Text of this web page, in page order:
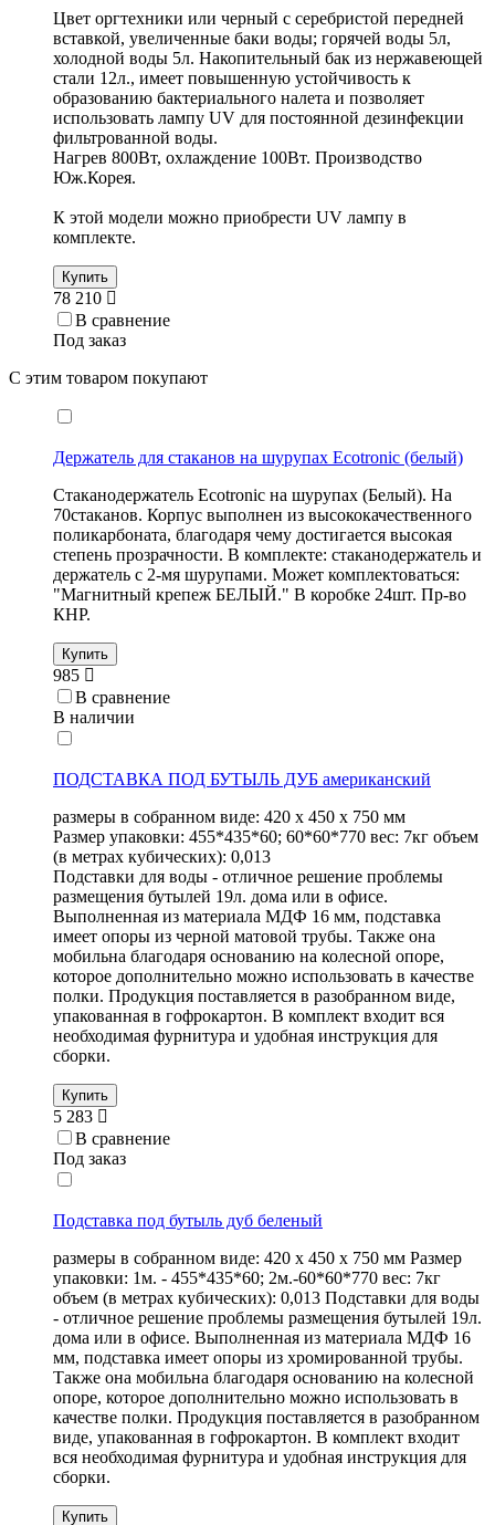
Цвет оргтехники или черный с серебристой передней
вставкой, увеличенные баки воды; горячей воды 5л,
холодной воды 5л. Накопительный бак из нержавеющей
стали 12л., имеет повышенную устойчивость к
образованию бактериального налета и позволяет
использовать лампу UV для постоянной дезинфекции
фильтрованной воды.
Нагрев 800Вт, охлаждение 100Вт. Производство
Юж.Корея.
К этой модели можно приобрести UV лампу в
комплекте.
Купить
78 210
В сравнение
Под заказ
С этим товаром покупают
Держатель для стаканов на шурупах Ecotronic (белый)
Стаканодержатель Ecotronic на шурупах (Белый). На
70стаканов. Корпус выполнен из высококачественного
поликарбоната, благодаря чему достигается высокая
степень прозрачности. В комплекте: стаканодержатель и
держатель с 2-мя шурупами. Может комплектоваться:
"Магнитный крепеж БЕЛЫЙ." В коробке 24шт. Пр-во
КНР.
Купить
985
В сравнение
В наличии
ПОДСТАВКА ПОД БУТЫЛЬ ДУБ американский
размеры в собранном виде: 420 х 450 х 750 мм
Размер упаковки: 455*435*60; 60*60*770 вес: 7кг объем
(в метрах кубических): 0,013
Подставки для воды - отличное решение проблемы
размещения бутылей 19л. дома или в офисе.
Выполненная из материала МДФ 16 мм, подставка
имеет опоры из черной матовой трубы. Также она
мобильна благодаря основанию на колесной опоре,
которое дополнительно можно использовать в качестве
полки. Продукция поставляется в разобранном виде,
упакованная в гофрокартон. В комплект входит вся
необходимая фурнитура и удобная инструкция для
сборки.
Купить
5 283
В сравнение
Под заказ
Подставка под бутыль дуб беленый
размеры в собранном виде: 420 х 450 х 750 мм Размер
упаковки: 1м. - 455*435*60; 2м.-60*60*770 вес: 7кг
объем (в метрах кубических): 0,013 Подставки для воды
- отличное решение проблемы размещения бутылей 19л.
дома или в офисе. Выполненная из материала МДФ 16
мм, подставка имеет опоры из хромированной трубы.
Также она мобильна благодаря основанию на колесной
опоре, которое дополнительно можно использовать в
качестве полки. Продукция поставляется в разобранном
виде, упакованная в гофрокартон. В комплект входит
вся необходимая фурнитура и удобная инструкция для
сборки.
Купить